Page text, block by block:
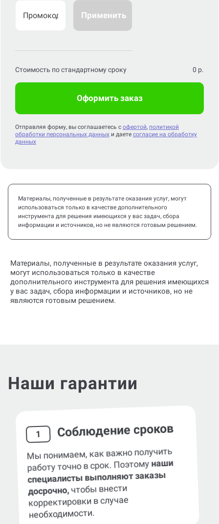
Применить
Стоимость по стандартному сроку 0 р.
Оформить заказ
Отправляя форму, вы соглашаетесь с офертой, политикой
обработки персональных данных и даете согласие на обработку
данных
Материалы, полученные в результате оказания услуг, могут
использоваться только в качестве дополнительного
инструмента для решения имеющихся у вас задач, сбора
информации и источников, но не являются готовым решением.
Материалы, полученные в результате оказания услуг,
могут использоваться только в качестве
дополнительного инструмента для решения имеющихся
у вас задач, сбора информации и источников, но не
являются готовым решением.
Наши гарантии
1 Соблюдение сроков
Мы понимаем, как важно получить
работу точно в срок. Поэтому наши
специалисты выполняют заказы
досрочно,чтобы внести
корректировки в случае
необходимости.